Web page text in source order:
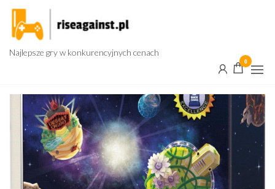
Przejdź
treści
Najlepsze gry w konkurencyjnych cenach
0